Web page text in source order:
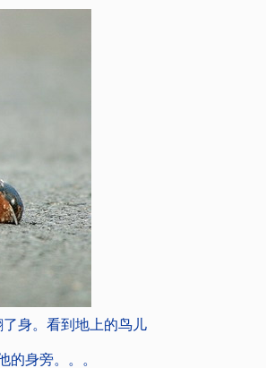
身。看到地上的鸟儿
的身旁。。。